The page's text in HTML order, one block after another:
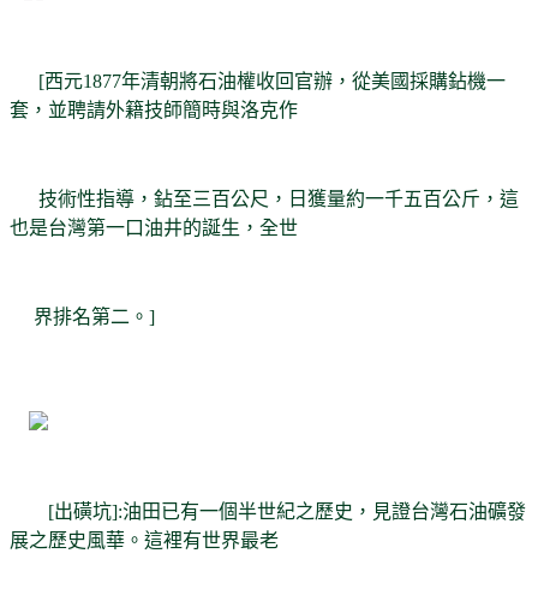
[西元1877年清朝將石油權收回官辦，從美國採購鉆機一
套，並聘請外籍技師簡時與洛克作
技術性指導，鉆至三百公尺，日獲量約一千五百公斤，這
也是台灣第一口油井的誕生，全世
界排名第二。]
[出磺坑]:油田已有一個半世紀之歷史，見證台灣石油礦發
展之歷史風華。這裡有世界最老